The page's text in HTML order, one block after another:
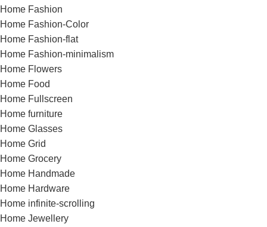
Home Fashion
Home Fashion-Color
Home Fashion-flat
Home Fashion-minimalism
Home Flowers
Home Food
Home Fullscreen
Home furniture
Home Glasses
Home Grid
Home Grocery
Home Handmade
Home Hardware
Home infinite-scrolling
Home Jewellery